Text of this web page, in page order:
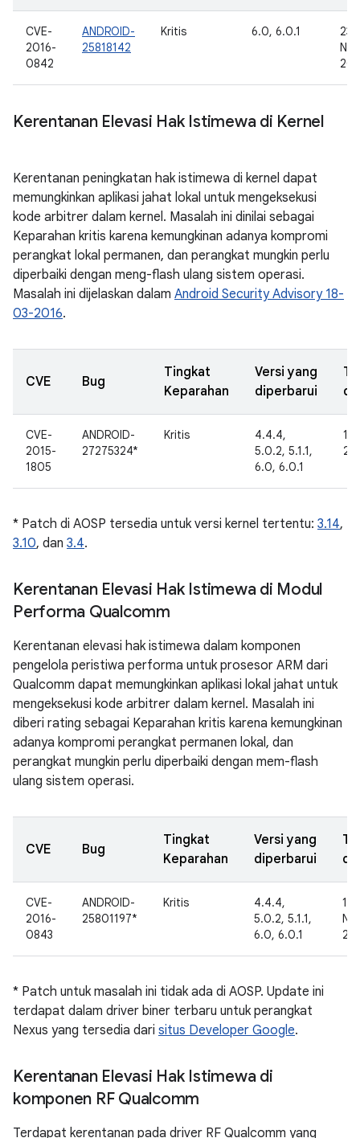
CVE-
2016-
0842
ANDROID-
25818142
Kritis 6.0, 6.0.1
23
Kerentanan Elevasi Hak Istimewa di Kernel
Kerentanan peningkatan hak istimewa di kernel dapat
memungkinkan aplikasi jahat lokal untuk mengeksekusi
kode arbitrer dalam kernel. Masalah ini dinilai sebagai
Keparahan kritis karena kemungkinan adanya kompromi
perangkat lokal permanen, dan perangkat mungkin perlu
diperbaiki dengan meng-flash ulang sistem operasi.
Masalah ini dijelaskan dalam Android Security Advisory 18-
03-2016.
CVE Bug
Tingkat
Keparahan
Versi yang
diperbarui
CVE-
2015-
1805
ANDROID-
27275324*
Kritis
4.4.4,
5.0.2, 5.1.1,
6.0, 6.0.1
19
* Patch di AOSP tersedia untuk versi kernel tertentu: 3.14,
3.10, dan 3.4.
Kerentanan Elevasi Hak Istimewa di Modul
Performa Qualcomm
Kerentanan elevasi hak istimewa dalam komponen
pengelola peristiwa performa untuk prosesor ARM dari
Qualcomm dapat memungkinkan aplikasi lokal jahat untuk
mengeksekusi kode arbitrer dalam kernel. Masalah ini
diberi rating sebagai Keparahan kritis karena kemungkinan
adanya kompromi perangkat permanen lokal, dan
perangkat mungkin perlu diperbaiki dengan mem-flash
ulang sistem operasi.
CVE Bug
Tingkat
Keparahan
Versi yang
diperbarui
CVE-
2016-
0843
ANDROID-
25801197*
Kritis
4.4.4,
5.0.2, 5.1.1,
6.0, 6.0.1
19
* Patch untuk masalah ini tidak ada di AOSP. Update ini
terdapat dalam driver biner terbaru untuk perangkat
Nexus yang tersedia dari situs Developer Google.
Kerentanan Elevasi Hak Istimewa di
komponen RF Qualcomm
Terdapat kerentanan pada driver RF Qualcomm yang